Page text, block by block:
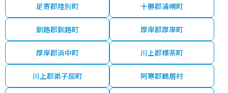
足寄郡陸別町 十勝郡浦幌町
釧路郡釧路町 厚岸郡厚岸町
厚岸郡浜中町 川上郡標茶町
川上郡弟子屈町 阿寒郡鶴居村